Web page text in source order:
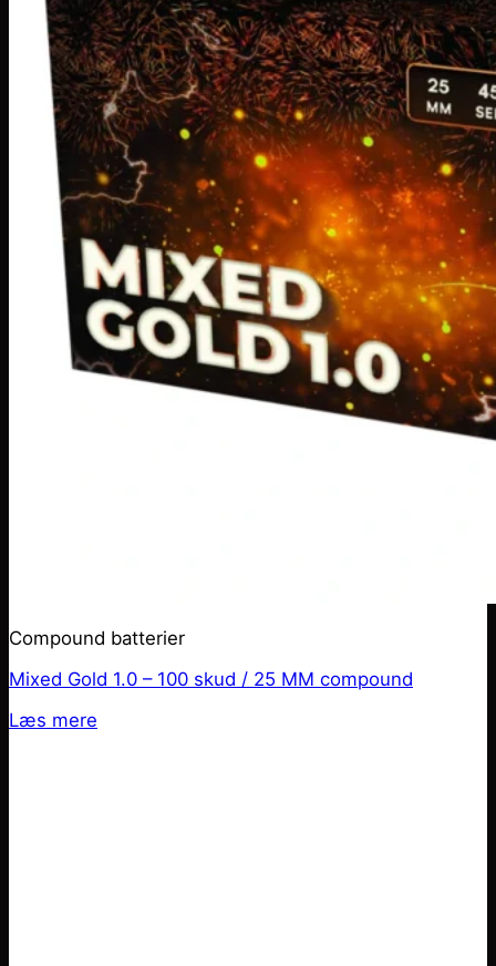
Compound batterier
Mixed Gold 1.0 – 100 skud / 25 MM compound
Læs mere